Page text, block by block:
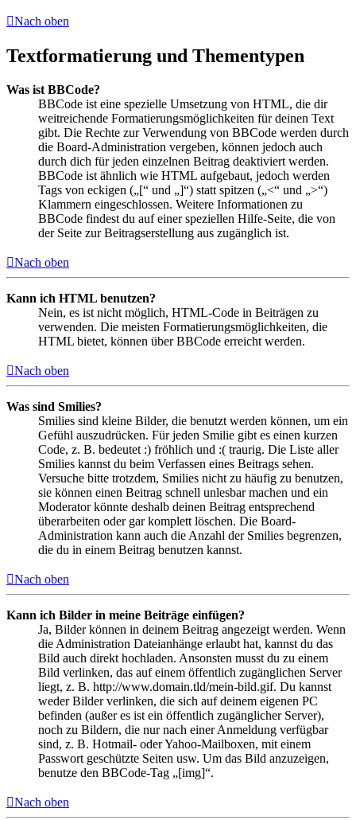
Nach oben
Textformatierung und Thementypen
Was ist BBCode?
BBCode ist eine spezielle Umsetzung von HTML, die dir
weitreichende Formatierungsmöglichkeiten für deinen Text
gibt. Die Rechte zur Verwendung von BBCode werden durch
die Board-Administration vergeben, können jedoch auch
durch dich für jeden einzelnen Beitrag deaktiviert werden.
BBCode ist ähnlich wie HTML aufgebaut, jedoch werden
Tags von eckigen („[“ und „]“) statt spitzen („<“ und „>“)
Klammern eingeschlossen. Weitere Informationen zu
BBCode findest du auf einer speziellen Hilfe-Seite, die von
der Seite zur Beitragserstellung aus zugänglich ist.
Nach oben
Kann ich HTML benutzen?
Nein, es ist nicht möglich, HTML-Code in Beiträgen zu
verwenden. Die meisten Formatierungsmöglichkeiten, die
HTML bietet, können über BBCode erreicht werden.
Nach oben
Was sind Smilies?
Smilies sind kleine Bilder, die benutzt werden können, um ein
Gefühl auszudrücken. Für jeden Smilie gibt es einen kurzen
Code, z. B. bedeutet :) fröhlich und :( traurig. Die Liste aller
Smilies kannst du beim Verfassen eines Beitrags sehen.
Versuche bitte trotzdem, Smilies nicht zu häufig zu benutzen,
sie können einen Beitrag schnell unlesbar machen und ein
Moderator könnte deshalb deinen Beitrag entsprechend
überarbeiten oder gar komplett löschen. Die Board-
Administration kann auch die Anzahl der Smilies begrenzen,
die du in einem Beitrag benutzen kannst.
Nach oben
Kann ich Bilder in meine Beiträge einfügen?
Ja, Bilder können in deinem Beitrag angezeigt werden. Wenn
die Administration Dateianhänge erlaubt hat, kannst du das
Bild auch direkt hochladen. Ansonsten musst du zu einem
Bild verlinken, das auf einem öffentlich zugänglichen Server
liegt, z. B. http://www.domain.tld/mein-bild.gif. Du kannst
weder Bilder verlinken, die sich auf deinem eigenen PC
befinden (außer es ist ein öffentlich zugänglicher Server),
noch zu Bildern, die nur nach einer Anmeldung verfügbar
sind, z. B. Hotmail- oder Yahoo-Mailboxen, mit einem
Passwort geschützte Seiten usw. Um das Bild anzuzeigen,
benutze den BBCode-Tag „[img]“.
Nach oben